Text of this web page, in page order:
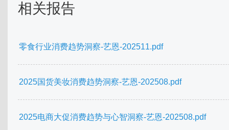
相关报告
零食行业消费趋势洞察-艺恩-202511.pdf
2025国货美妆消费趋势洞察-艺恩-202508.pdf
2025电商大促消费趋势与心智洞察-艺恩-202508.pdf